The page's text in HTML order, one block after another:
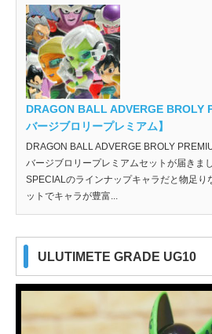
DRAGON BALL ADVERGE BROLY
バージブロリープレミアム】
DRAGON BALL ADVERGE BROLY
バージブロリープレミアムセットが届きま
SPECIALのラインナップキャラだと物足り
ットでキャラが豊富...
ULUTIMETE GRADE UG10